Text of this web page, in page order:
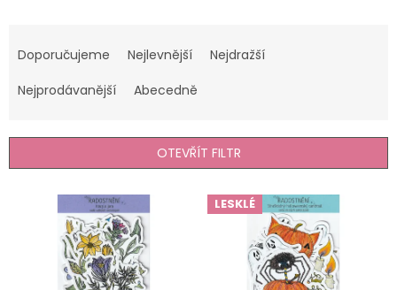
a
e
í
r
Doporučujeme Nejlevnější
Nejdražší
Nejprodávanější
Abecedně
OTEVŘÍT FILTR
LESKLÉ